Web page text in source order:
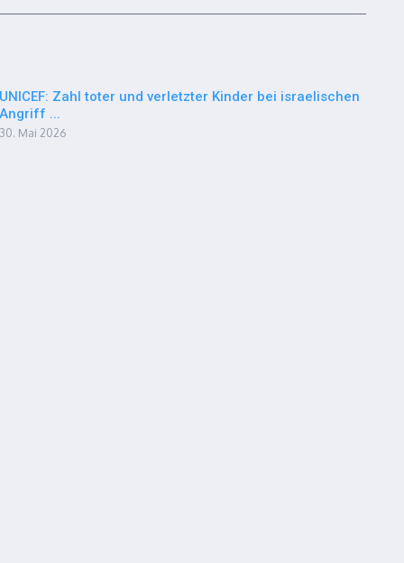
UNICEF: Zahl toter und verletzter Kinder bei israelischen
Angriff ...
30. Mai 2026